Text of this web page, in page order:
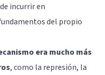
incurrir en
del propio
era mucho más
, como la represión, la